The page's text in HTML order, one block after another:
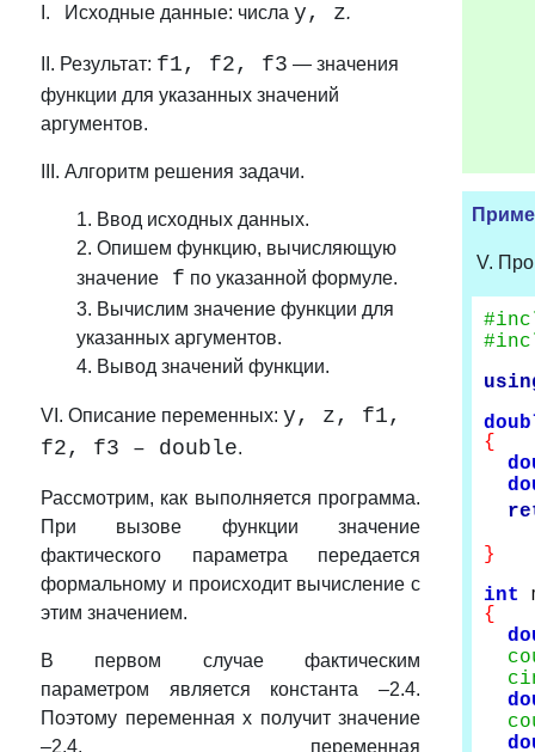
I. Исходные данные: числа y, z.
II. Результат: f1, f2, f3 — значения
функции для указанных значений
аргументов.
III. Алгоритм решения задачи.
1. Ввод исходных данных.
2. Опишем функцию, вычисляющую
значение f по указанной формуле.
3. Вычислим значение функции для
указанных аргументов.
4. Вывод значений функции.
VI. Описание переменных: y, z, f1,
f2, f3 – double.
Рассмотрим, как выполняется программа.
При вызове функции значение
фактического параметра передается
формальному и происходит вычисление с
этим значением.
В первом случае фактическим
параметром является константа –2.4.
Поэтому переменная x получит значение
–2.4, переменная
V.
{
}
int
{